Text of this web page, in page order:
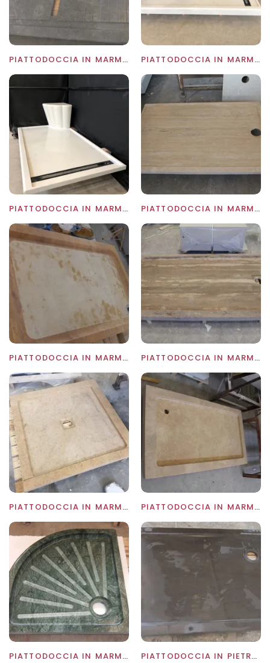
PIATTODOCCIA IN MARMO SMOKE PIATTODOCCIA IN MARMO STATUARIO
PIATTODOCCIA IN MARMO STATUARIO PIATTODOCCIA IN MARMO TRAVERTINO CLASSICO
PIATTODOCCIA IN MARMO TRAVERTINO GIALLO PIATTODOCCIA IN MARMO TRAVERTINO NOCE
PIATTODOCCIA IN MARMO TRAVERTINO NOCE PIATTODOCCIA IN MARMO TRAVERTINO NOCE
PIATTODOCCIA IN MARMO VERDE GUATEMALA PIATTODOCCIA IN PIETRA MEDEA